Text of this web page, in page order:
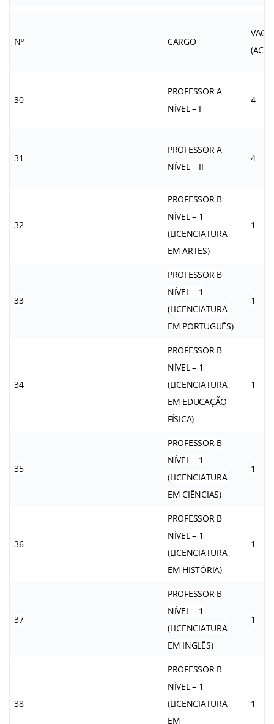
Nº CARGO
(AC)
30
PROFESSOR A
NÍVEL – I
4
31
PROFESSOR A
NÍVEL – II
4
32
PROFESSOR B
NÍVEL – 1
(LICENCIATURA
EM ARTES)
1
33
PROFESSOR B
NÍVEL – 1
(LICENCIATURA
EM PORTUGUÊS)
1
34
PROFESSOR B
NÍVEL – 1
(LICENCIATURA
EM EDUCAÇÃO
FÍSICA)
1
35
PROFESSOR B
NÍVEL – 1
(LICENCIATURA
EM CIÊNCIAS)
1
36
PROFESSOR B
NÍVEL – 1
(LICENCIATURA
EM HISTÓRIA)
1
37
PROFESSOR B
NÍVEL – 1
(LICENCIATURA
EM INGLÊS)
1
38
PROFESSOR B
NÍVEL – 1
(LICENCIATURA
EM
1